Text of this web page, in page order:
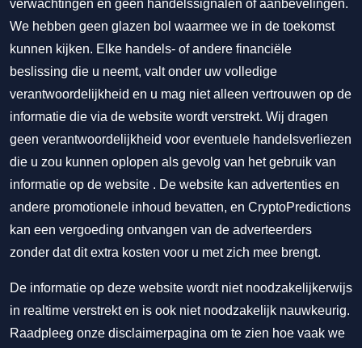
verwachtingen en geen handelssignalen of aanbevelingen.
We hebben geen glazen bol waarmee we in de toekomst
kunnen kijken. Elke handels- of andere financiële
beslissing die u neemt, valt onder uw volledige
verantwoordelijkheid en u mag niet alleen vertrouwen op de
informatie die via de website wordt verstrekt. Wij dragen
geen verantwoordelijkheid voor eventuele handelsverliezen
die u zou kunnen oplopen als gevolg van het gebruik van
informatie op de website . De website kan advertenties en
andere promotionele inhoud bevatten, en CryptoPredictions
kan een vergoeding ontvangen van de adverteerders
zonder dat dit extra kosten voor u met zich mee brengt.
De informatie op deze website wordt niet noodzakelijkerwijs
in realtime verstrekt en is ook niet noodzakelijk nauwkeurig.
Raadpleeg onze disclaimerpagina om te zien hoe vaak we